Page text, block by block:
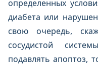
определенных
диабета или
свою очередь,
сосудистой
подавлять апоптоз,